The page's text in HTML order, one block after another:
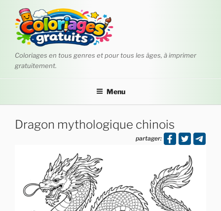
contenu
principal
Coloriages en tous genres et pour tous les âges, à imprimer
gratuitement.
Menu
Dragon mythologique chinois
partager: